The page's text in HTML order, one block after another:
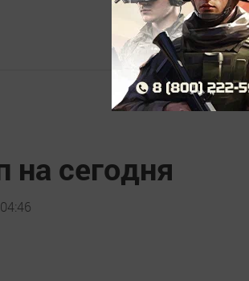
на сегодня